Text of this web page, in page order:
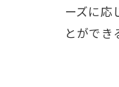
ーズに応
とができ